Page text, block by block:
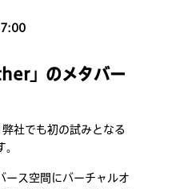
」のメタバー
社でも初の試みとなる
ース空間にバーチャルオ